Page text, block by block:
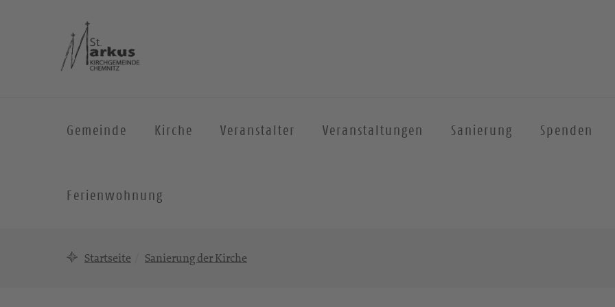
Gemeinde Kirche Veranstalter Veranstaltungen Sanierung Spenden
Ferienwohnung
Startseite Sanierung der Kirche